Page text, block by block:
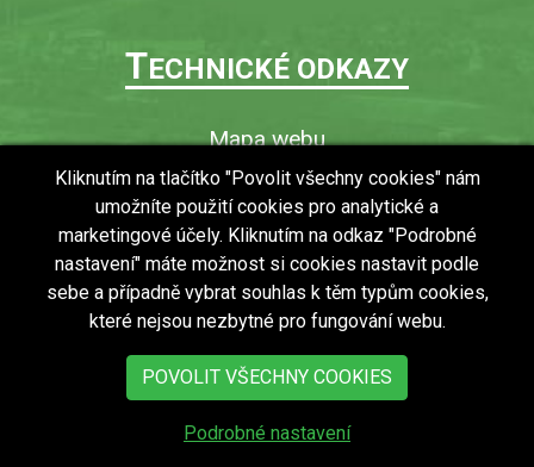
TECHNICKÉ ODKAZY
Mapa webu
O webu
Povinně zveřejňované informace
Ochrana osobních údajů (GDPR)
Vyhledávání
RSS
Bezbariérový přístup v obci
copyright © 2018 - 2026Obec Zdechovice
Kliknutím na tlačítko "Povolit všechny cookies" nám
umožníte použití cookies pro analytické a
marketingové účely. Kliknutím na odkaz "Podrobné
nastavení" máte možnost si cookies nastavit podle
sebe a případně vybrat souhlas k těm typům cookies,
které nejsou nezbytné pro fungování webu.
POVOLIT VŠECHNY COOKIES
Podrobné nastavení